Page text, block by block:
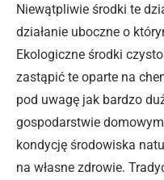
Niewątpliwie środki te
działanie uboczne o
Ekologiczne środki
zastąpić te oparte na
pod uwagę jak bardzo
gospodarstwie
kondycję środowiska
na własne zdrowie.